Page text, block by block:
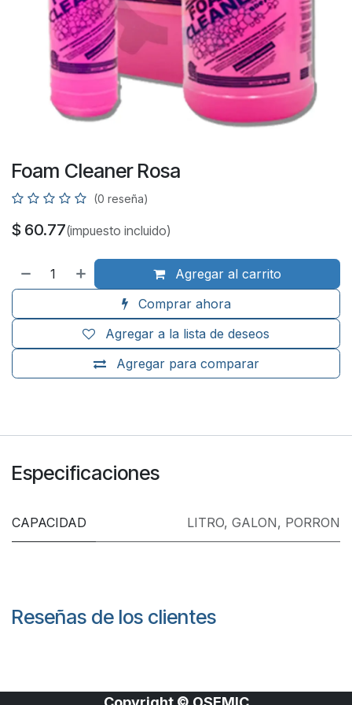
Foam Cleaner Rosa
(0 reseña)
$ 60.77(impuesto incluido)
Agregar al carrito
Comprar ahora
Agregar para comparar
Agregar a la lista de deseos
Especificaciones
CAPACIDAD LITRO, GALON, PORRON
Reseñas de los clientes